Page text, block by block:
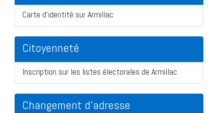
Carte d'identité sur Armillac
Citoyenneté
Inscription sur les listes électorales de Armillac
Changement d'adresse